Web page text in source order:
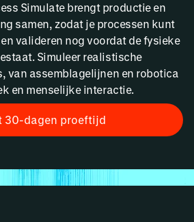
Simulate brengt productie en
samen, zodat je processen kunt
valideren nog voordat de fysieke
Simuleer realistische
van assemblagelijnen en robotica
en menselijke interactie.
30-dagen proeftijd